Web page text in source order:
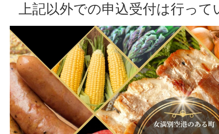
上記以外での申込受付は行って